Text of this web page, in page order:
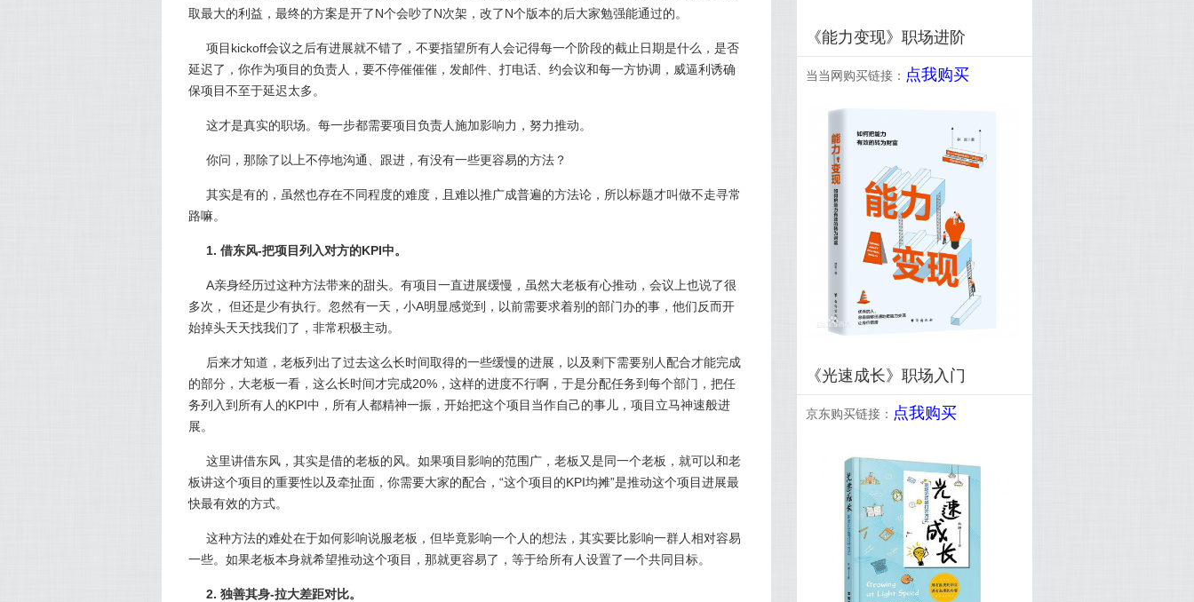
取最大的利益，最终的方案是开了N个会吵了N次架，改了N个版本的后大家勉强能通过的。
项目kickoff会议之后有进展就不错了，不要指望所有人会记得每一个阶段的截止日期是什么，是否
延迟了，你作为项目的负责人，要不停催催催，发邮件、打电话、约会议和每一方协调，威逼利诱确
保项目不至于延迟太多。
这才是真实的职场。每一步都需要项目负责人施加影响力，努力推动。
你问，那除了以上不停地沟通、跟进，有没有一些更容易的方法？
其实是有的，虽然也存在不同程度的难度，且难以推广成普遍的方法论，所以标题才叫做不走寻常
路嘛。
1. 借东风-把项目列入对方的KPI中。
A亲身经历过这种方法带来的甜头。有项目一直进展缓慢，虽然大老板有心推动，会议上也说了很
多次， 但还是少有执行。忽然有一天，小A明显感觉到，以前需要求着别的部门办的事，他们反而开
始掉头天天找我们了，非常积极主动。
后来才知道，老板列出了过去这么长时间取得的一些缓慢的进展，以及剩下需要别人配合才能完成
的部分，大老板一看，这么长时间才完成20%，这样的进度不行啊，于是分配任务到每个部门，把任
务列入到所有人的KPI中，所有人都精神一振，开始把这个项目当作自己的事儿，项目立马神速般进
展。
这里讲借东风，其实是借的老板的风。如果项目影响的范围广，老板又是同一个老板，就可以和老
板讲这个项目的重要性以及牵扯面，你需要大家的配合，“这个项目的KPI均摊”是推动这个项目进展最
快最有效的方式。
这种方法的难处在于如何影响说服老板，但毕竟影响一个人的想法，其实要比影响一群人相对容易
一些。如果老板本身就希望推动这个项目，那就更容易了，等于给所有人设置了一个共同目标。
2. 独善其身-拉大差距对比。
《能力变现》职场进阶
当当网购买链接： 点我购买
《光速成长》职场入门
京东购买链接： 点我购买